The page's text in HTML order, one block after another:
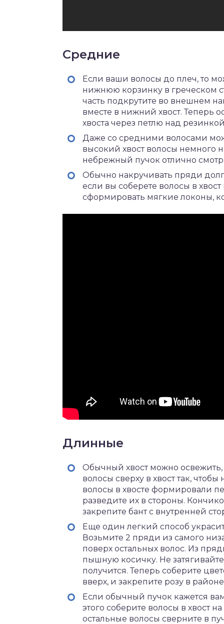
Средние
Если ваши волосы до плеч, то
нижнюю корзинку в греческом
часть подкрутите во внешнем
вместе в нижний хвост. Теперь
хвоста через петлю над
Даже со средними волосами
высокий хвост волосы немного
небрежный пучок отлично
Обычно накручивать пряди
если вы соберете волосы в
сформировать мягкие локоны,
Длинные
Обычный хвост можно освежить,
волосы сверху в хвост так,
волосы в хвосте формировали
разведите их в стороны.
закрепите бант с внутренней
Еще один легкий способ
Возьмите 2 пряди из самого
поверх остальных волос. Из
пышную косичку. Не
получится. Теперь соберите
вверх, и закрепите розу в
Если обычный пучок кажется
этого соберите волосы в хвост
остальные волосы сверните в